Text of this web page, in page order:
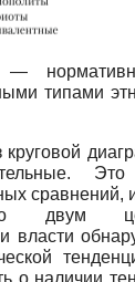
—
типами
Это
сравнений,
двум
и власти